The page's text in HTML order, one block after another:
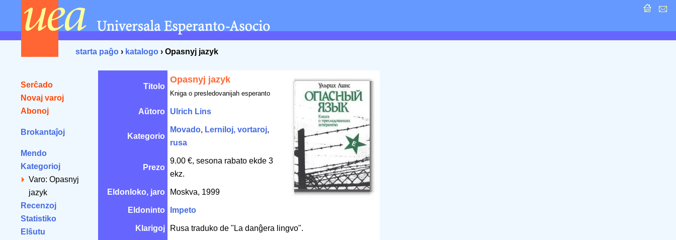
starta paĝo › katalogo › Opasnyj jazyk
Serĉado
Novaj varoj
Abonoj
Brokantaĵoj
Mendo
Kategorioj
Varo: Opasnyj
jazyk
Recenzoj
Statistiko
Elŝutu
Titolo
Opasnyj jazyk
Kniga o presledovanijah esperanto
Aŭtoro Ulrich Lins
Kategorio
Movado, Lerniloj, vortaroj,
rusa
Prezo
9.00 €, sesona rabato ekde 3
ekz.
Eldonloko, jaro Moskva, 1999
Eldoninto Impeto
Klarigoj Rusa traduko de "La danĝera lingvo".